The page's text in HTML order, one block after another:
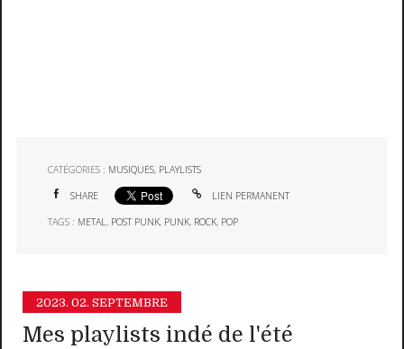
CATÉGORIES : MUSIQUES, PLAYLISTS
SHARE LIEN PERMANENT
TAGS : METAL , POST PUNK, PUNK, ROCK, POP
2023. 02. SEPTEMBRE
Mes playlists indé de l'été